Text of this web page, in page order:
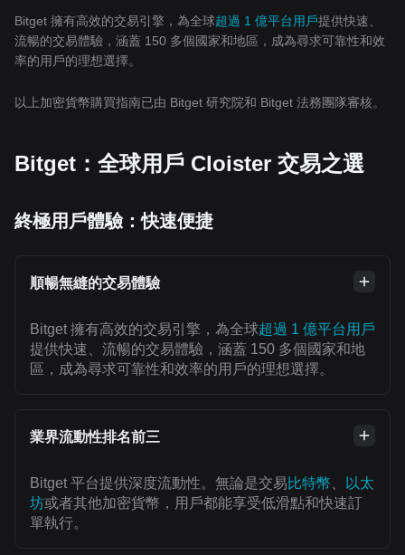
Bitget 擁有高效的交易引擎，為全球超過 1 億平台用戶提供快速、
流暢的交易體驗，涵蓋 150 多個國家和地區，成為尋求可靠性和效
率的用戶的理想選擇。
以上加密貨幣購買指南已由 Bitget 研究院和 Bitget 法務團隊審核。
Bitget：全球用戶 Cloister 交易之選
終極用戶體驗：快速便捷
順暢無縫的交易體驗
Bitget 擁有高效的交易引擎，為全球超過 1 億平台用戶
提供快速、流暢的交易體驗，涵蓋 150 多個國家和地
區，成為尋求可靠性和效率的用戶的理想選擇。
業界流動性排名前三
Bitget 平台提供深度流動性。無論是交易比特幣
以太
坊或者其他加密貨幣，用戶都能享受低滑點和快速訂
單執行。